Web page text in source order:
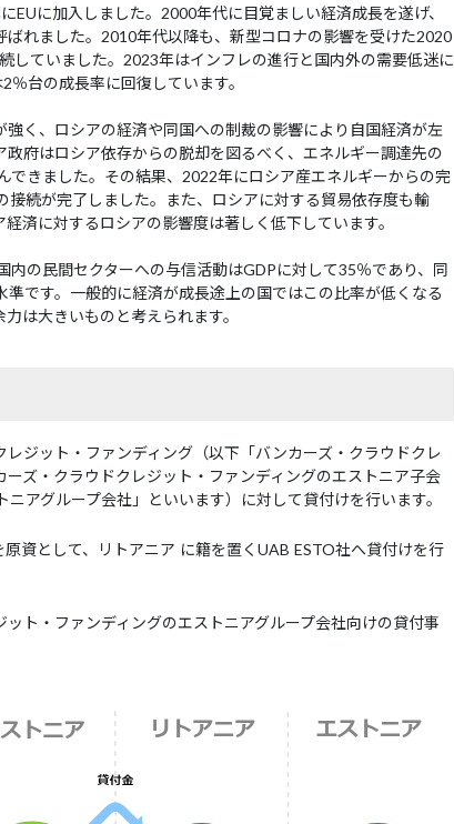
に加入しました。2000年代に目覚ましい経済成長を遂げ、
れました。2010年代以降も、新型コロナの影響を受けた2020
していました。2023年はインフレの進行と国内外の需要低迷に
台の成長率に回復しています。
く、ロシアの経済や同国への制裁の影響により自国経済が左
府はロシア依存からの脱却を図るべく、エネルギー調達先の
できました。その結果、2022年にロシア産エネルギーからの完
続が完了しました。また、ロシアに対する貿易依存度も輸
済に対するロシアの影響度は著しく低下しています。
の民間セクターへの与信活動はGDPに対して35％であり、同
です。一般的に経済が成長途上の国ではこの比率が低くなる
は大きいものと考えられます。
ジット・ファンディング（以下「バンカーズ・クラウドクレ
ズ・クラウドクレジット・ファンディングのエストニア子会
アグループ会社」といいます）に対して貸付けを行います。
資として、リトアニア に籍を置くUAB ESTO社へ貸付けを行
ト・ファンディングのエストニアグループ会社向けの貸付事